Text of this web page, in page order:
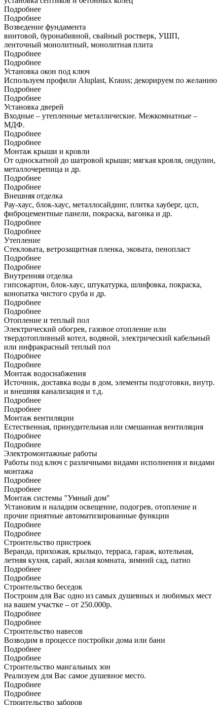
Подробнее
Подробнее
Возведение фундамента
винтовой, буронабивной, свайный ростверк, УШП,
ленточный монолитный, монолитная плита
Подробнее
Подробнее
Установка окон под ключ
Используем профили Aluplast, Krauss; декорируем по желанию
Подробнее
Подробнее
Установка дверей
Входные – утепленные металлические. Межкомнатные –
МДФ.
Подробнее
Подробнее
Монтаж крыши и кровли
От односкатной до шатровой крыши; мягкая кровля, ондулин,
металлочерепица и др.
Подробнее
Подробнее
Внешняя отделка
Рау-хаус, блок-хаус, металлосайдинг, плитка хауберг, цсп,
фиброцементные панели, покраска, вагонка и др.
Подробнее
Подробнее
Утепление
Стекловата, ветрозащитная пленка, эковата, пенопласт
Подробнее
Подробнее
Внутренняя отделка
гипсокартон, блок-хаус, штукатурка, шлифовка, покраска,
конопатка чистого сруба и др.
Подробнее
Подробнее
Отопление и теплый пол
Электрический обогрев, газовое отопление или
твердотопливный котел, водяной, электрический кабельный
или инфракрасный теплый пол
Подробнее
Подробнее
Монтаж водоснабжения
Источник, доставка воды в дом, элементы подготовки, внутр.
и внешняя канализация и т.д.
Подробнее
Подробнее
Монтаж вентиляции
Естественная, принудительная или смешанная вентиляция
Подробнее
Подробнее
Электромонтажные работы
Работы под ключ с различными видами исполнения и видами
монтажа
Подробнее
Подробнее
Монтаж системы "Умный дом"
Установим и наладим освещение, подогрев, отопление и
прочие приятные автоматизированные функции
Подробнее
Подробнее
Строительство пристроек
Веранда, прихожая, крыльцо, терраса, гараж, котельная,
летняя кухня, сарай, жилая комната, зимний сад, патио
Подробнее
Подробнее
Строительство беседок
Построим для Вас одно из самых душевных и любимых мест
на вашем участке – от 250.000р.
Подробнее
Подробнее
Строительство навесов
Возводим в процессе постройки дома или бани
Подробнее
Подробнее
Строительство мангальных зон
Реализуем для Вас самое душевное место.
Подробнее
Подробнее
Строительство заборов